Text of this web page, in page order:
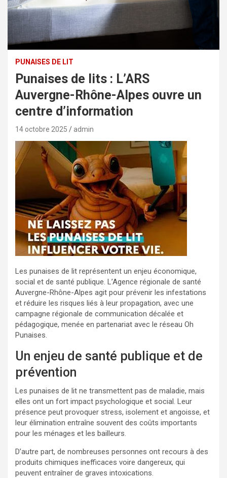
PUNAISES DE LIT
Punaises de lits : L’ARS
Auvergne-Rhône-Alpes ouvre un
centre d’information
14 octobre 2025 admin
Les punaises de lit représentent un enjeu économique,
social et de santé publique. L’Agence régionale de santé
Auvergne-Rhône-Alpes agit pour prévenir les infestations
et réduire les risques liés à leur propagation, avec une
campagne régionale de communication décalée et
pédagogique, menée en partenariat avec le réseau Oh
Punaises.
Un enjeu de santé publique et de
prévention
Les punaises de lit ne transmettent pas de maladie, mais
elles ont un fort impact psychologique et social. Leur
présence peut provoquer stress, isolement et angoisse, et
leur élimination entraîne souvent des coûts importants
pour les ménages et les bailleurs.
D’autre part, de nombreuses personnes ont recours à des
produits chimiques inefficaces voire dangereux, qui
peuvent entraîner de graves intoxications.